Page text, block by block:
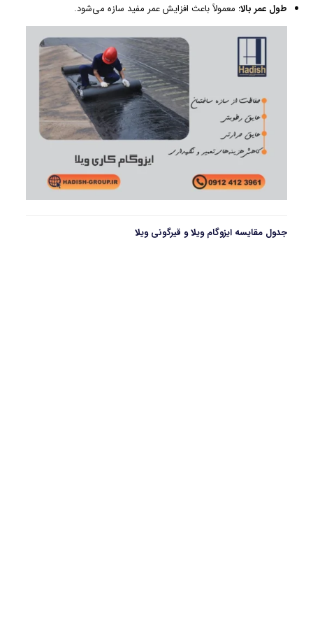
طول عمر بالا: معمولاً باعث افزایش عمر مفید سازه می‌شود.
جدول مقایسه ایزوگام ویلا و قیرگونی ویلا